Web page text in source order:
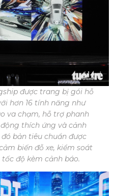
được trang bị gói hỗ
hơn 16 tính năng như
va chạm, hỗ trợ phanh
thích ứng và cảnh
bản tiêu chuẩn được
biến đỗ xe, kiểm soát
độ kèm cảnh báo.